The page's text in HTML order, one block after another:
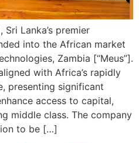
Sri Lanka’s premier
into the African market
Zambia [“Meus”].
with Africa’s rapidly
presenting significant
access to capital,
middle class. The company
to be […]